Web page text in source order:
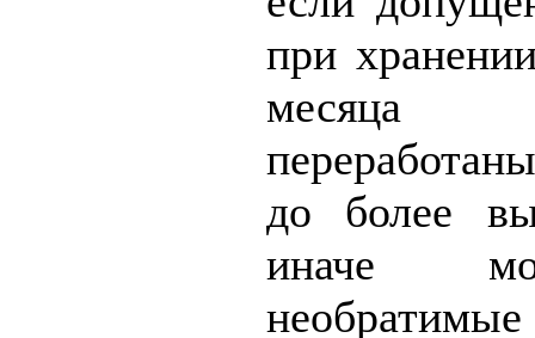
при
месяца
до более
иначе